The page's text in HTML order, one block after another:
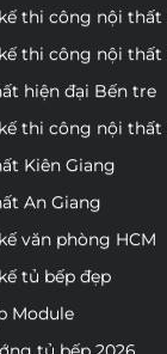
thi công nội thất
thi công nội thất
hiện đại Bến tre
thi công nội thất
Kiên Giang
An Giang
văn phòng HCM
tủ bếp đẹp
Module